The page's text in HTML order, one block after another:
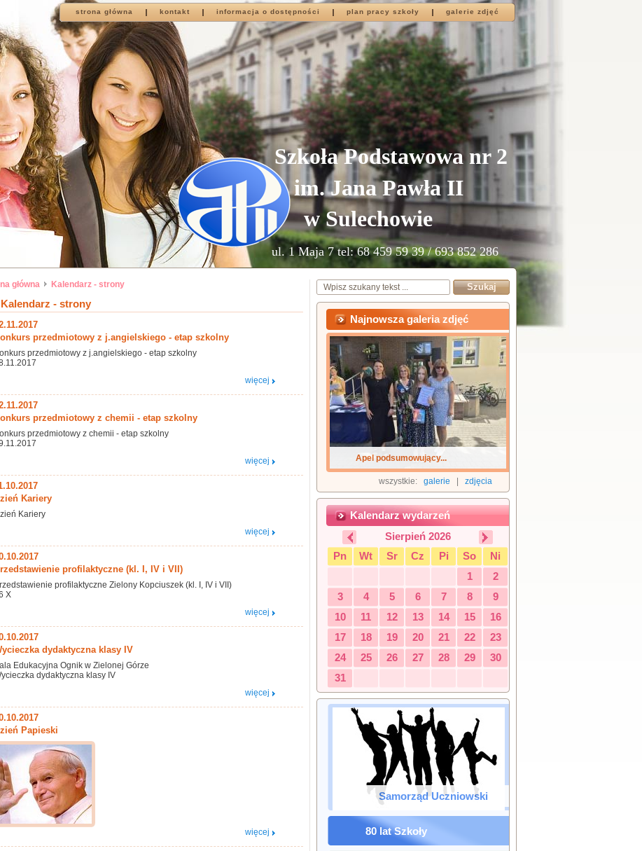
strona główna kontakt informacja o dostępności plan pracy szkoły galerie zdjęć
Szkoła Podstawowa nr 2
im. Jana Pawła II
w Sulechowie
ul. 1 Maja 7 tel: 68 459 59 39 / 693 852 286
główna Kalendarz - strony
Kalendarz - strony
przedmiotowy z j.angielskiego - etap szkolny
przedmiotowy z j.angielskiego - etap szkolny
więcej
przedmiotowy z chemii - etap szkolny
przedmiotowy z chemii - etap szkolny
więcej
Kariery
Kariery
więcej
profilaktyczne (kl. I, IV i VII)
profilaktyczne Zielony Kopciuszek (kl. I, IV i VII)
X
więcej
dydaktyczna klasy IV
Edukacyjna Ognik w Zielonej Górze
dydaktyczna klasy IV
więcej
Papieski
więcej
Najnowsza galeria zdjęć
Apel podsumowujący...
zdjęcia
galerie
wszystkie:
Kalendarz wydarzeń
Sierpień 2026
Pn
Wt Sr Cz Pi So
Ni
1
2
3
4 5 6 7 8
9
10
11 12 13 14 15
16
17
18 19 20 21 22
23
24
25 26 27 28 29
30
31
Samorząd Uczniowski
80 lat Szkoły